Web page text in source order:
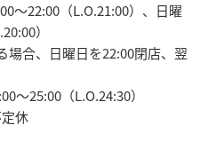
～22:00（L.O.21:00）、日曜
）
合、日曜日を22:00閉店、翌
～25:00（L.O.24:30）
休